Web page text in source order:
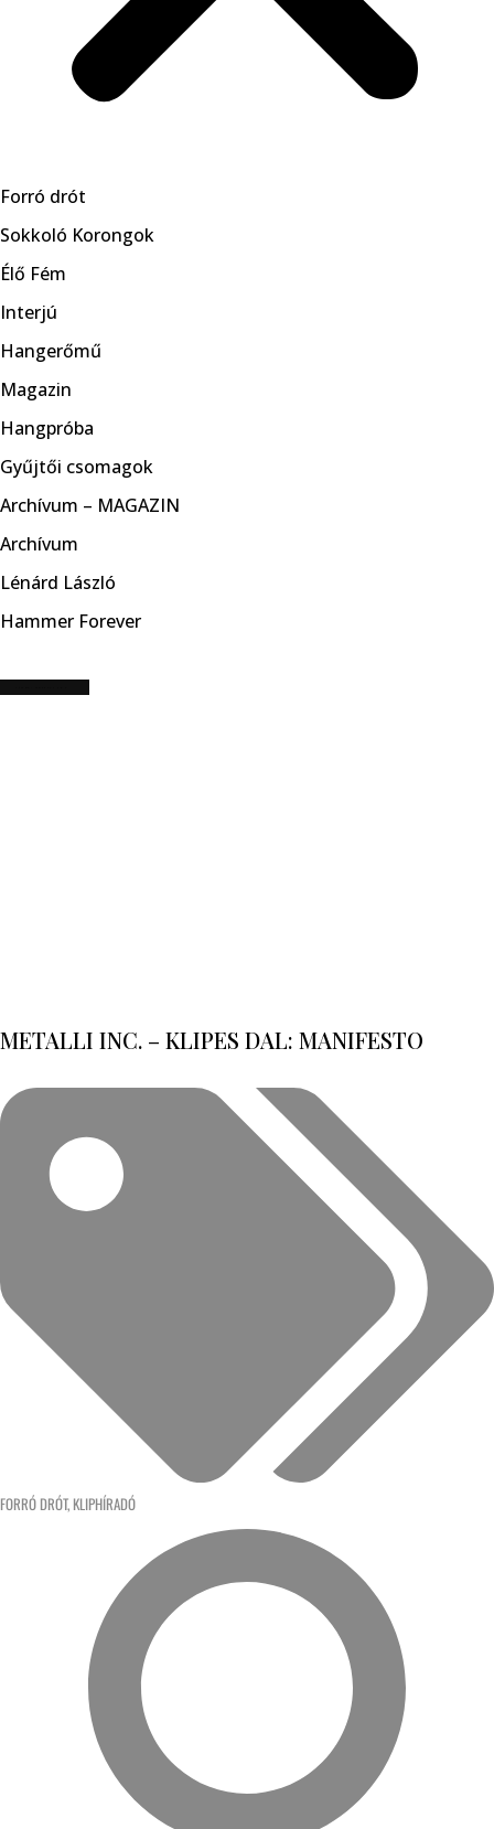
Forró drót
Sokkoló Korongok
Élő Fém
Interjú
Hangerőmű
Magazin
Hangpróba
Gyűjtői csomagok
Archívum – MAGAZIN
Archívum
Lénárd László
Hammer Forever
METALLI INC. – KLIPES DAL: MANIFESTO
FORRÓ DRÓT, KLIPHÍRADÓ